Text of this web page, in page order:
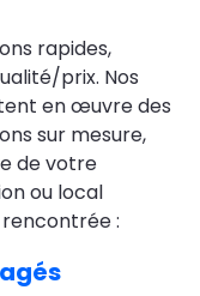
rapides,
prix. Nos
en œuvre des
sur mesure,
de votre
ou local
: